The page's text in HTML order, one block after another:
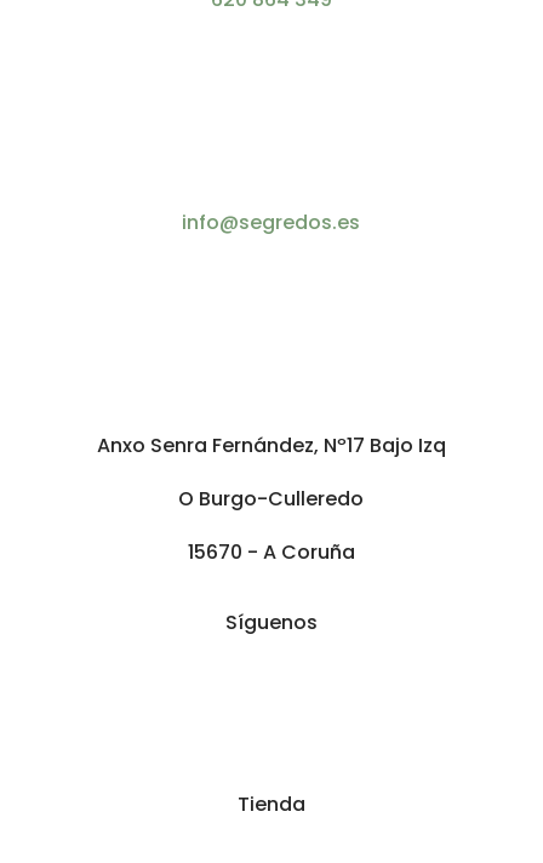
info@segredos.es
Anxo Senra Fernández, Nº17 Bajo Izq
O Burgo-Culleredo
15670 - A Coruña
Síguenos
Tienda